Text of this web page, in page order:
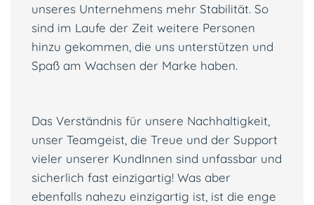
unseres Unternehmens mehr Stabilität. So
sind im Laufe der Zeit weitere Personen
hinzu gekommen, die uns unterstützen und
Spaß am Wachsen der Marke haben.
Das Verständnis für unsere Nachhaltigkeit,
unser Teamgeist, die Treue und der Support
vieler unserer KundInnen sind unfassbar und
sicherlich fast einzigartig! Was aber
ebenfalls nahezu einzigartig ist, ist die enge